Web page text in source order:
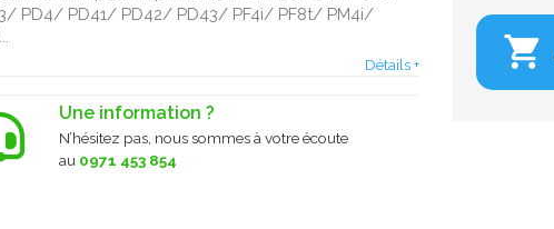
PD4/ PD41/ PD42/ PD43/ PF4i/ PF8t/ PM4i/
Détails +
Une information ?
N’hésitez pas, nous sommes à votre écoute
au 0971 453 854
